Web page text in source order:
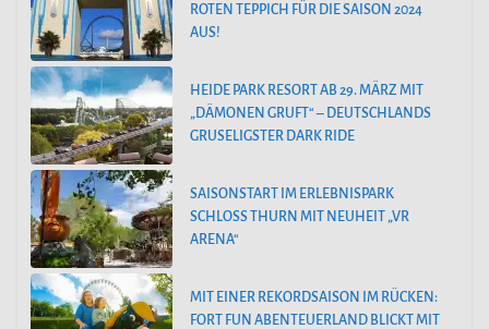
ROTEN TEPPICH FÜR DIE SAISON 2024
AUS!
HEIDE PARK RESORT AB 29. MÄRZ MIT
„DÄMONEN GRUFT“ – DEUTSCHLANDS
GRUSELIGSTER DARK RIDE
SAISONSTART IM ERLEBNISPARK
SCHLOSS THURN MIT NEUHEIT „VR
ARENA“
MIT EINER REKORDSAISON IM RÜCKEN:
FORT FUN ABENTEUERLAND BLICKT MIT